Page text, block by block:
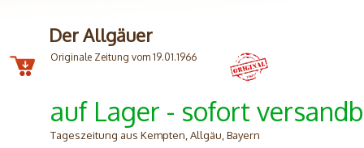
Der Allgäuer
Originale Zeitung vom 19.01.1966
auf Lager - sofort
Tageszeitung aus Kempten, Allgäu, Bayern